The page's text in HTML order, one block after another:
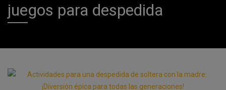
juegos para despedida